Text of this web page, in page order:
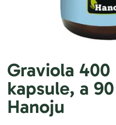
Graviola 400
kapsule, a
Hanoju